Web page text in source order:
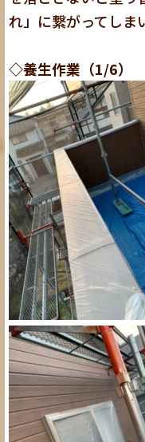
れ」に繋がってしま
◇養生作業（1/6）